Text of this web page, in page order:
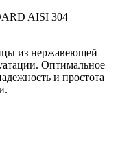
AISI 304
из нержавеющей
Оптимальное
и простота